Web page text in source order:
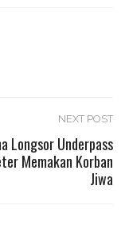
NEXT POST
Longsor Underpass
Memakan Korban
Jiwa